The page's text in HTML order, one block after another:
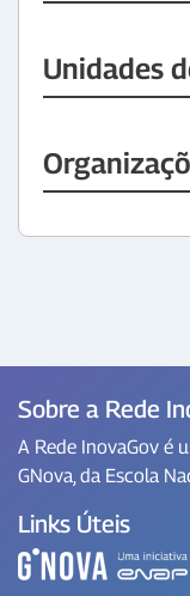
Unidades
Sobre a Rede
A Rede InovaGov é
GNova, da Escola
Links Úteis